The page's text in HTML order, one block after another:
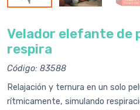
Velador elefante de
respira
Código: 83588
Relajación y ternura en un solo
rítmicamente, simulando